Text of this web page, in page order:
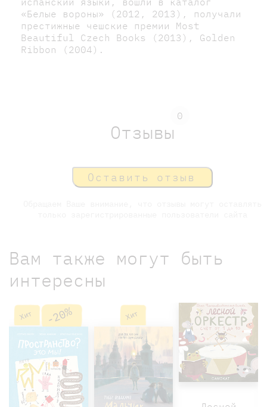
«Белые вороны» (2012, 2013), получали
престижные чешские премии Most
Beautiful Czech Books (2013), Golden
Ribbon (2004).
Отзывы
0
Оставить отзыв
Вам также могут быть
интересны
Хит -20% Хит